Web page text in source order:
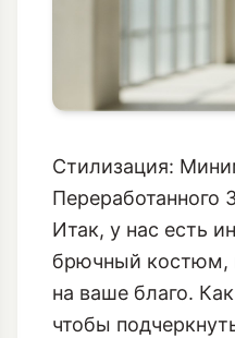
Стилизация:
Переработанного
Итак, у нас есть
брючный костюм,
на ваше благо.
чтобы